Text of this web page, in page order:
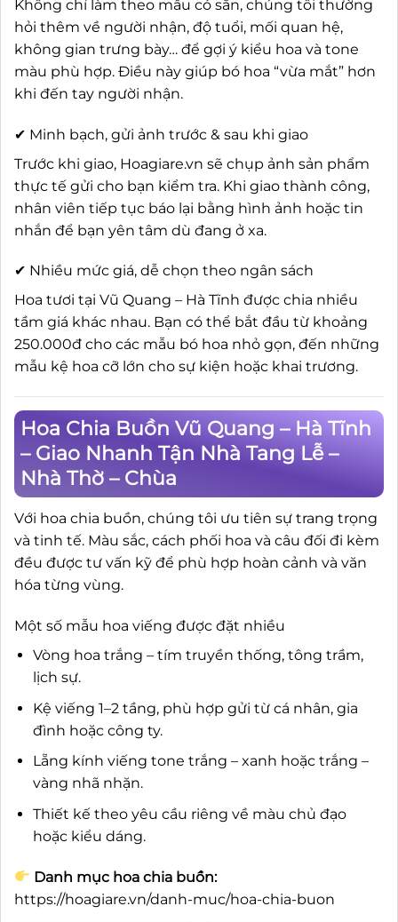
Không chỉ làm theo mẫu có sẵn, chúng tôi thường
hỏi thêm về người nhận, độ tuổi, mối quan hệ,
không gian trưng bày… để gợi ý kiểu hoa và tone
màu phù hợp. Điều này giúp bó hoa “vừa mắt” hơn
khi đến tay người nhận.
✔ Minh bạch, gửi ảnh trước & sau khi giao
Trước khi giao, Hoagiare.vn sẽ chụp ảnh sản phẩm
thực tế gửi cho bạn kiểm tra. Khi giao thành công,
nhân viên tiếp tục báo lại bằng hình ảnh hoặc tin
nhắn để bạn yên tâm dù đang ở xa.
✔ Nhiều mức giá, dễ chọn theo ngân sách
Hoa tươi tại Vũ Quang – Hà Tĩnh được chia nhiều
tầm giá khác nhau. Bạn có thể bắt đầu từ khoảng
250.000đ cho các mẫu bó hoa nhỏ gọn, đến những
mẫu kệ hoa cỡ lớn cho sự kiện hoặc khai trương.
Hoa Chia Buồn Vũ Quang – Hà Tĩnh
– Giao Nhanh Tận Nhà Tang Lễ –
Nhà Thờ – Chùa
Với hoa chia buồn, chúng tôi ưu tiên sự trang trọng
và tinh tế. Màu sắc, cách phối hoa và câu đối đi kèm
đều được tư vấn kỹ để phù hợp hoàn cảnh và văn
hóa từng vùng.
Một số mẫu hoa viếng được đặt nhiều
Vòng hoa trắng – tím truyền thống, tông trầm,
lịch sự.
Kệ viếng 1–2 tầng, phù hợp gửi từ cá nhân, gia
đình hoặc công ty.
Lẵng kính viếng tone trắng – xanh hoặc trắng –
vàng nhã nhặn.
Thiết kế theo yêu cầu riêng về màu chủ đạo
hoặc kiểu dáng.
Danh mục hoa chia buồn:
https://hoagiare.vn/danh-muc/hoa-chia-buon